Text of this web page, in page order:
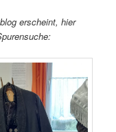
erscheint, hier